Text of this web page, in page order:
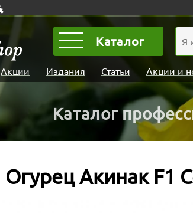
Каталог
Акции Издания Статьи Акции и
Каталог
Огурец Акинак F1